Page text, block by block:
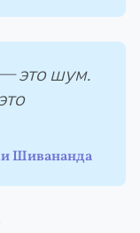
— это шум.
Шивананда